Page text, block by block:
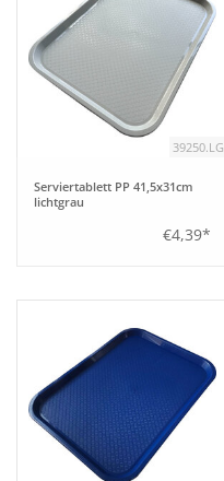
39250.LG
Serviertablett PP 41,5x31cm
lichtgrau
€4,39*